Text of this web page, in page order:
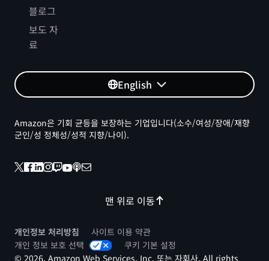
블로그
보도 자
료
English
맨 위로 이동
Amazon은 기회 균등을 보장하는 기업입니다(소수/여성/장애/재향
군인/성 정체성/성적 지향/나이).
개인정보 처리방침
사이트 이용 약관
개인 정보 보호 선택
쿠키 기본 설정
© 2026, Amazon Web Services, Inc. 또는 자회사. All rights